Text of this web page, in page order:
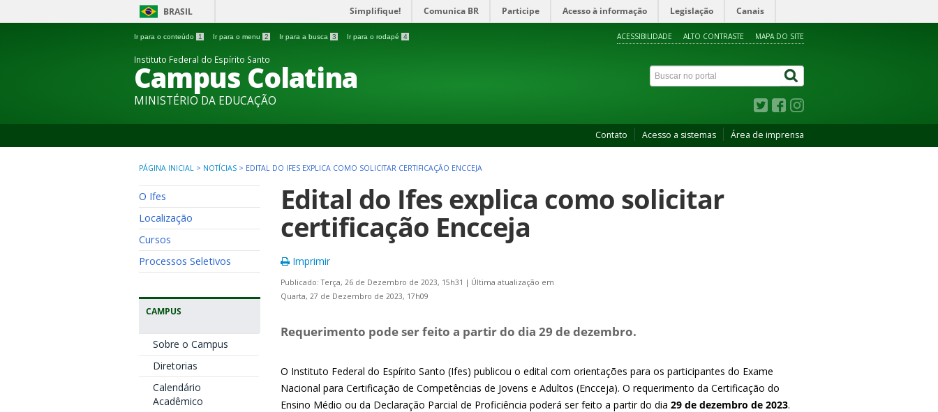
BRASIL Simplifique! Comunica BR Participe Acesso à informação Legislação Canais
Ir para o conteúdo 1 Ir para o menu 2 Ir para a busca 3 Ir para o rodapé 4 ACESSIBILIDADE ALTO CONTRASTE MAPA DO SITE
Instituto Federal do Espírito Santo
Campus Colatina
MINISTÉRIO DA EDUCAÇÃO
Contato Acesso a sistemas Área de imprensa
PÁGINA INICIAL > NOTÍCIAS > EDITAL DO IFES EXPLICA COMO SOLICITAR CERTIFICAÇÃO ENCCEJA
O Ifes
Localização
Cursos
Processos Seletivos
CAMPUS
Sobre o Campus
Diretorias
Calendário
Acadêmico
Edital do Ifes explica como solicitar
certificação Encceja
Imprimir
Publicado: Terça, 26 de Dezembro de 2023, 15h31 | Última atualização em
Quarta, 27 de Dezembro de 2023, 17h09
Requerimento pode ser feito a partir do dia 29 de dezembro.
O Instituto Federal do Espírito Santo (Ifes) publicou o edital com orientações para os participantes do Exame
Nacional para Certificação de Competências de Jovens e Adultos (Encceja). O requerimento da Certificação do
Ensino Médio ou da Declaração Parcial de Proficiência poderá ser feito a partir do dia 29 de dezembro de 2023.